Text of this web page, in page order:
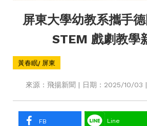
屏東大學幼教系攜手
STEM 戲劇教學
黃春眠/ 屏東
來源：飛揚新聞 | 日期：2025/10/03
FB Line